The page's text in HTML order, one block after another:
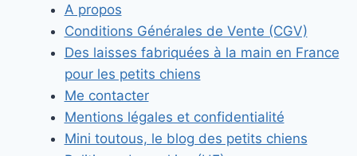
A propos
Conditions Générales de Vente (CGV)
Des laisses fabriquées à la main en France
pour les petits chiens
Me contacter
Mentions légales et confidentialité
Mini toutous, le blog des petits chiens